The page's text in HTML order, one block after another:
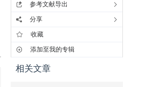
参考文献导出
分享
收藏
添加至我的专辑
相关文章